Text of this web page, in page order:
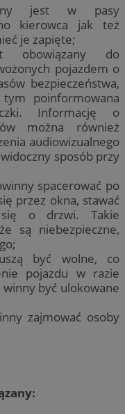
jest w pasy
kierowca jak też
je zapięte;
obowiązany do
pojazdem o
bezpieczeństwa,
poinformowana
Informację o
można również
audiowizualnego
sposób przy
spacerować po
przez okna, stawać
się o drzwi. Takie
są niebezpieczne,
być wolne, co
pojazdu w razie
winny być ulokowane
zajmować osoby